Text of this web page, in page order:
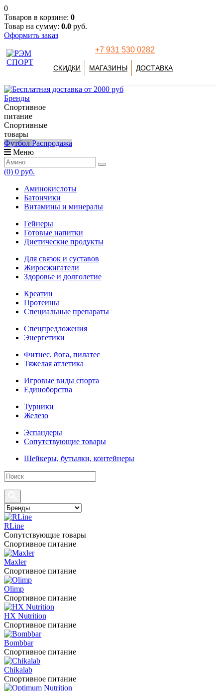
0
Товаров в корзине: 0
Товар на сумму: 0.0 руб.
Оформить заказ
+7 931 530 0282
СКИДКИ МАГАЗИНЫ ДОСТАВКА
Бренды
Спортивное
питание
Спортивные
товары
Футбол Распродажа
Меню
(0) 0 руб.
Аминокислоты
Батончики
Витамины и минералы
Гейнеры
Готовые напитки
Диетические продукты
Для связок и суставов
Жиросжигатели
Здоровье и долголетие
Креатин
Протеины
Специальные препараты
Спецпредложения
Энергетики
Фитнес, йога, пилатес
Тяжелая атлетика
Игровые виды спорта
Единоборства
Турники
Железо
Эспандеры
Сопутствующие товары
Шейкеры, бутылки, контейнеры
RLine
Сопутствующие товары
Спортивное питание
Maxler
Спортивное питание
Olimp
Спортивное питание
HX Nutrition
Спортивное питание
Bombbar
Спортивное питание
Chikalab
Спортивное питание